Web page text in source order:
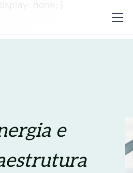
none; }
e